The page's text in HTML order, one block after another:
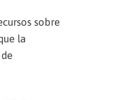
sobre
la